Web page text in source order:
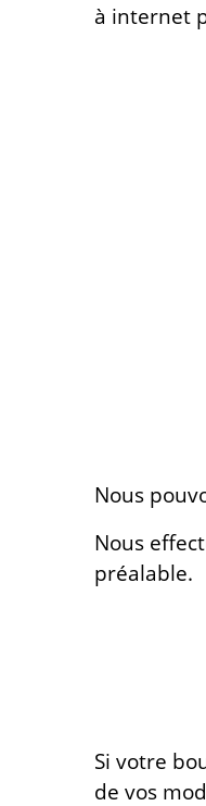
à internet
Nous
Nous
préalable.
Si votre
de vos